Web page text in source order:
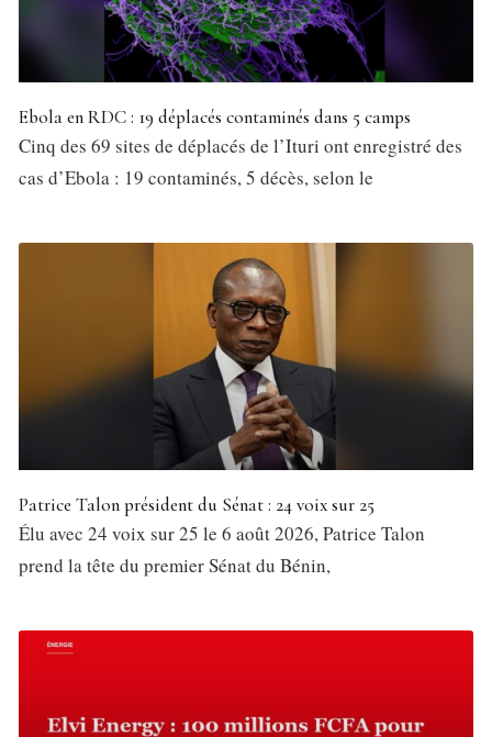
Ebola en RDC : 19 déplacés contaminés dans 5 camps
Cinq des 69 sites de déplacés de l’Ituri ont enregistré des
cas d’Ebola : 19 contaminés, 5 décès, selon le
Patrice Talon président du Sénat : 24 voix sur 25
Élu avec 24 voix sur 25 le 6 août 2026, Patrice Talon
prend la tête du premier Sénat du Bénin,